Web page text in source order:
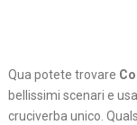
Qua potete trovare
bellissimi scenari e
cruciverba unico.